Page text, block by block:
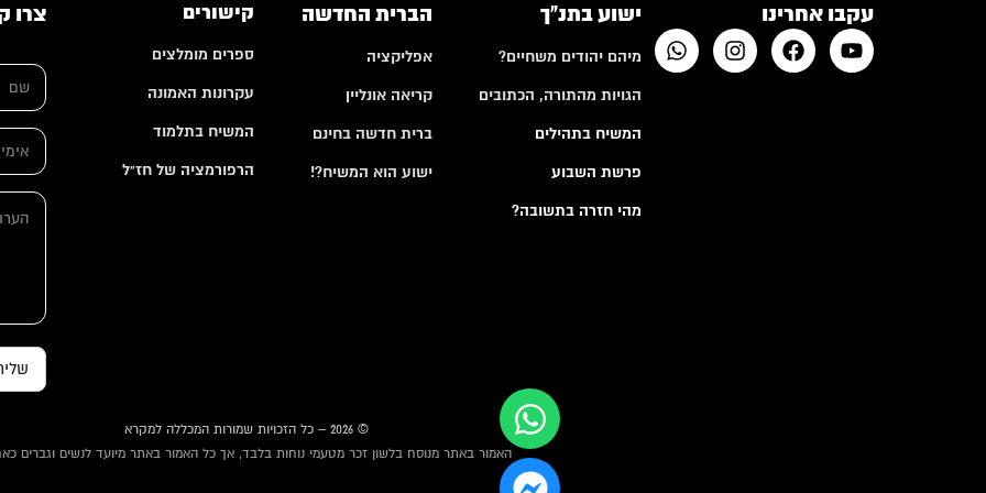
עקבו אחרינו ישוע בתנ"ך
מיהם יהודים משחיים?
הגויות מהתורה, הכתובים
המשיח בתהילים
פרשת השבוע
מהי חזרה בתשובה?
הברית החדשה
אפליקציה
קריאה אונליין
ברית חדשה בחינם
ישוע הוא המשיח?!
קישורים
ספרים מומלצים
עקרונות האמונה
המשיח בתלמוד
הרפורמציה של חז"ל
צרו
ש
*
י
מ
י
י
מ
י
י
א
מ
י
י
ה
© 2026 – כל הזכויות שמורות המכללה למקרא
האמור באתר מנוסח בלשון זכר מטעמי נוחות בלבד, אך כל האמור באתר מיועד לנשים וגברים